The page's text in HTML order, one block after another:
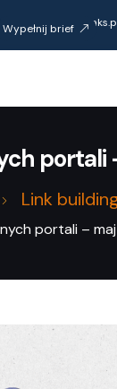
Wypełnij brief
portali
Link
portali –